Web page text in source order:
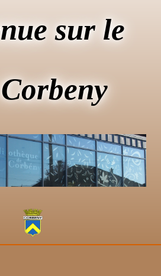
sur le